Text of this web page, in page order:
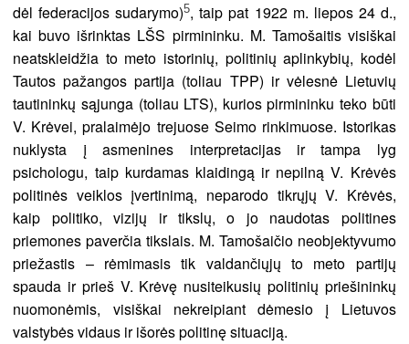
dėl federacijos sudarymo)5, taip pat 1922 m. liepos 24 d.,
kai buvo išrinktas LŠS pirmininku. M. Tamošaitis visiškai
neatskleidžia to meto istorinių, politinių aplinkybių, kodėl
Tautos pažangos partija (toliau TPP) ir vėlesnė Lietuvių
tautininkų sąjunga (toliau LTS), kurios pirmininku teko būti
V. Krėvei, pralaimėjo trejuose Seimo rinkimuose. Istorikas
nuklysta į asmenines interpretacijas ir tampa lyg
psichologu, taip kurdamas klaidingą ir nepilną V. Krėvės
politinės veiklos įvertinimą, neparodo tikrųjų V. Krėvės,
kaip politiko, vizijų ir tikslų, o jo naudotas politines
priemones paverčia tikslais. M. Tamošaičio neobjektyvumo
priežastis – rėmimasis tik valdančiųjų to meto partijų
spauda ir prieš V. Krėvę nusiteikusių politinių priešininkų
nuomonėmis, visiškai nekreipiant dėmesio į Lietuvos
valstybės vidaus ir išorės politinę situaciją.